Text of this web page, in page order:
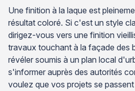
Une finition à la laque est
résultat coloré. Si c'est un style
dirigez-vous vers une finition
travaux touchant à la façade des
révéler soumis à un plan local
s'informer auprès des autorités
voulez que vos projets se